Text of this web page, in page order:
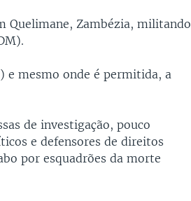
Quelimane, Zambézia, militando
e mesmo onde é permitida, a
de investigação, pouco
e defensores de direitos
por esquadrões da morte